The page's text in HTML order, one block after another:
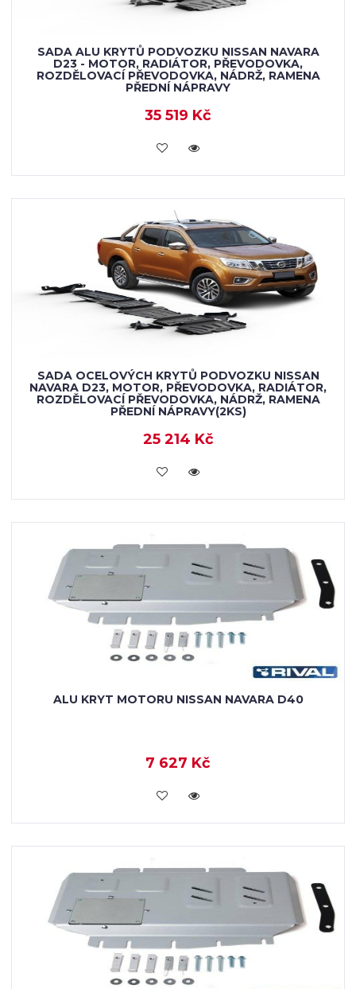
SADA ALU KRYTŮ PODVOZKU NISSAN NAVARA
D23 - MOTOR, RADIÁTOR, PŘEVODOVKA,
ROZDĚLOVACÍ PŘEVODOVKA, NÁDRŽ, RAMENA
PŘEDNÍ NÁPRAVY
35 519 Kč
KOUPIT
SADA OCELOVÝCH KRYTŮ PODVOZKU NISSAN
NAVARA D23, MOTOR, PŘEVODOVKA, RADIÁTOR,
ROZDĚLOVACÍ PŘEVODOVKA, NÁDRŽ, RAMENA
PŘEDNÍ NÁPRAVY(2KS)
25 214 Kč
KOUPIT
ALU KRYT MOTORU NISSAN NAVARA D40
7 627 Kč
KOUPIT